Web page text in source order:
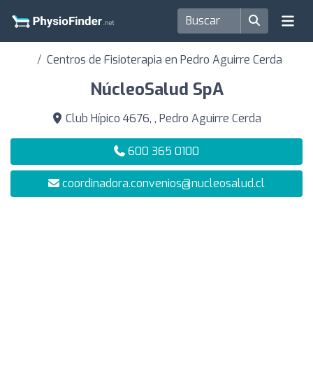
Centros de Fisioterapia en Pedro Aguirre Cerda
NúcleoSalud SpA
Club Hípico 4676, , Pedro Aguirre Cerda
600 365 0100
coordinadora.convenios@nucleosalud.cl